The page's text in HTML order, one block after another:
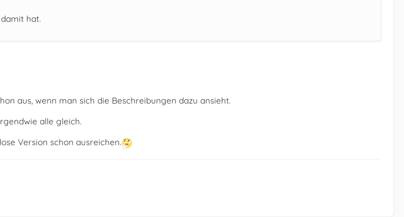
hat.
aus, wenn man sich die Beschreibungen dazu ansieht.
alle gleich.
Version schon ausreichen.